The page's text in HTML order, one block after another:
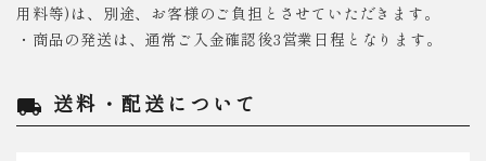
用料等)は、別途、お客様のご負担とさせていただきます。
・商品の発送は、通常ご入金確認後3営業日程となります。
local_shipping 送料・配送について